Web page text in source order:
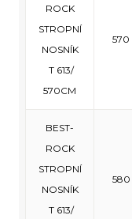
ROCK
STROPNÍ
NOSNÍK
T 613/
570CM
570
BEST-
ROCK
STROPNÍ
NOSNÍK
T 613/
580